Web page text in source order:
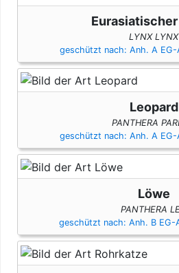
LYNX LYNX
geschützt nach: Anh. A
Leopard
PANTHERA
geschützt nach: Anh. A
Löwe
PANTHERA
geschützt nach: Anh. B EG-